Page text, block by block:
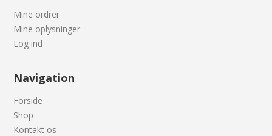
Mine ordrer
Mine oplysninger
Log ind
Navigation
Forside
Shop
Kontakt os